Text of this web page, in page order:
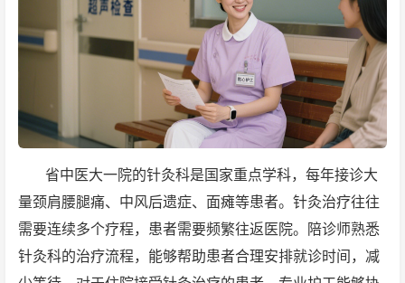
省中医大一院的针灸科是国家重点学科，每年接诊大
量颈肩腰腿痛、中风后遗症、面瘫等患者。针灸治疗往往
需要连续多个疗程，患者需要频繁往返医院。陪诊师熟悉
针灸科的治疗流程，能够帮助患者合理安排就诊时间，减